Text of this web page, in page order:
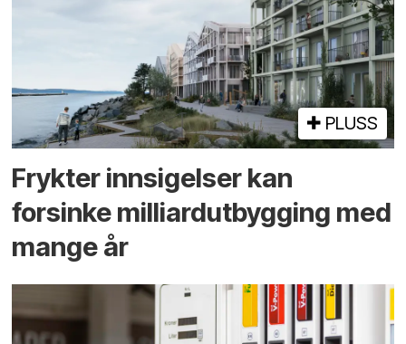
PLUSS
Frykter innsigelser kan
forsinke milliard­utbygging med
mange år